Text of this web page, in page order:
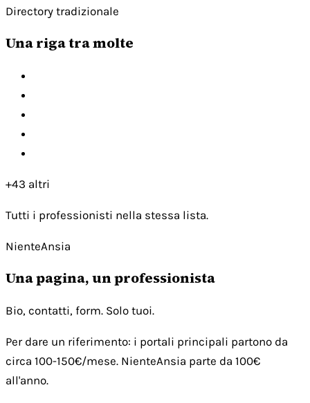
Directory tradizionale
Una riga tra molte
+43 altri
Tutti i professionisti nella stessa lista.
NienteAnsia
Una pagina, un professionista
Bio, contatti, form. Solo tuoi.
Per dare un riferimento: i portali principali partono da
circa 100-150€/mese. NienteAnsia parte da 100€
all'anno.